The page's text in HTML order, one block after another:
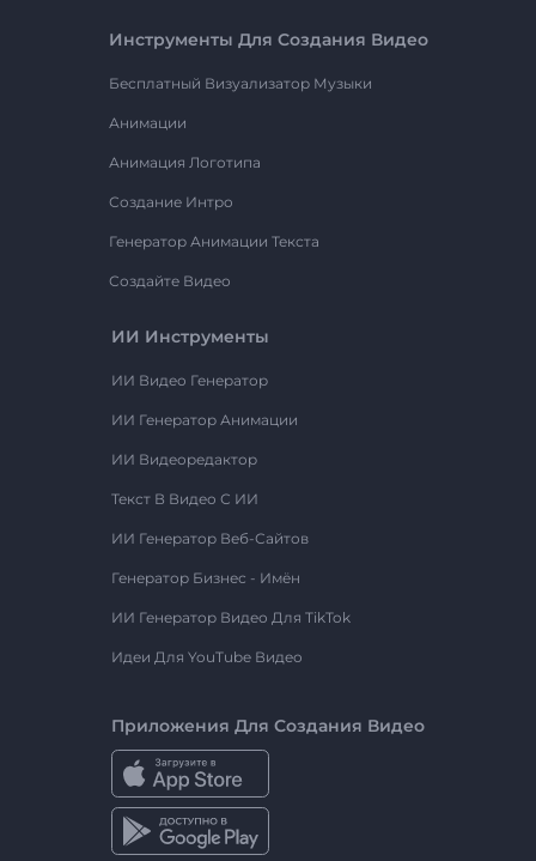
Инструменты Для Создания Видео
Бесплатный Визуализатор Музыки
Анимации
Анимация Логотипа
Создание Интро
Генератор Анимации Текста
Создайте Видео
ИИ Инструменты
ИИ Видео Генератор
ИИ Генератор Анимации
ИИ Видеоредактор
Текст В Видео С ИИ
ИИ Генератор Веб-Сайтов
Генератор Бизнес - Имён
ИИ Генератор Видео Для TikTok
Идеи Для YouTube Видео
Приложения Для Создания Видео